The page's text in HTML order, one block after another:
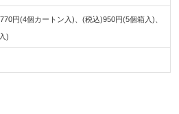
円(4個カートン入)、(税込)950円(5個箱入)、
)